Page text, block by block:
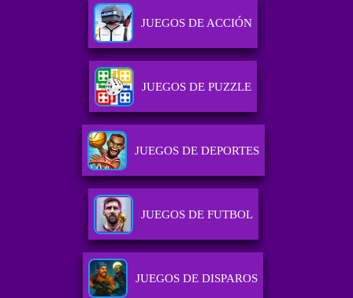
JUEGOS DE ACCIÓN
JUEGOS DE PUZZLE
JUEGOS DE DEPORTES
JUEGOS DE FUTBOL
JUEGOS DE DISPAROS